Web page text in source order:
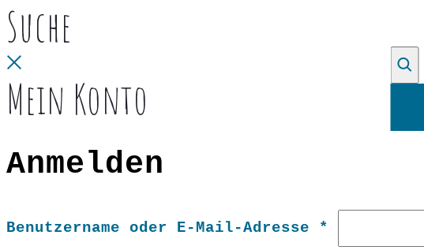
top
Suche
Mein Konto
Anmelden
Benutzername oder E-Mail-Adresse *